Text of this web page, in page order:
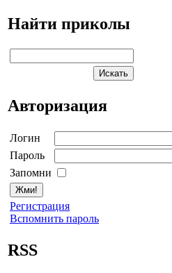
Найти приколы
Авторизация
Логин
Пароль
Запомни
Регистрация
Вспомнить пароль
RSS